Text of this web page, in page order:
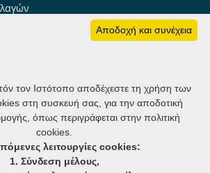
Ενημέρωση μελών
Αποδοχή και συνέχεια
τον Ιστότοπο αποδέχεστε τη χρήση των
στη συσκευή σας, για την αποδοτική
όπως περιγράφεται στην πολιτική
cookies.
λειτουργίες cookies:
1. Σύνδεση μέλους,